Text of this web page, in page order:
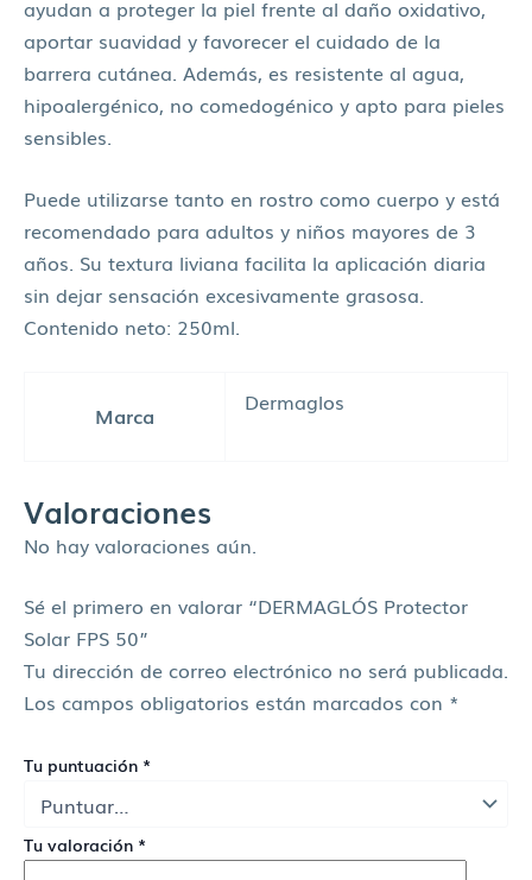
ayudan a proteger la piel frente al daño oxidativo,
aportar suavidad y favorecer el cuidado de la
barrera cutánea. Además, es resistente al agua,
hipoalergénico, no comedogénico y apto para pieles
sensibles.
Puede utilizarse tanto en rostro como cuerpo y está
recomendado para adultos y niños mayores de 3
años. Su textura liviana facilita la aplicación diaria
sin dejar sensación excesivamente grasosa.
Contenido neto: 250ml.
Marca Dermaglos
Valoraciones
No hay valoraciones aún.
Sé el primero en valorar “DERMAGLÓS Protector
Solar FPS 50”
Tu dirección de correo electrónico no será publicada.
Los campos obligatorios están marcados con *
Tu puntuación *
Tu valoración *